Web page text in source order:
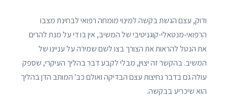
ודוק, עצם הגשת בקשה למינוי מומחה רפואי לבחינת מצבו
הרפואי-מנטאלי-קוגניטיבי של המשיב, אין בו די על מנת להרים
את הנטל להראות את הצורך בצו לשם שמירה על עניינו של
המשיב. בהקשר זה יצוין, מבלי לקבע דבר בהליך העיקרי, שספק
עולה גם בדבר נחיצות עצם הבדיקה ואולם כב' המותב הדן בהליך
הוא שיכריע בבקשה.